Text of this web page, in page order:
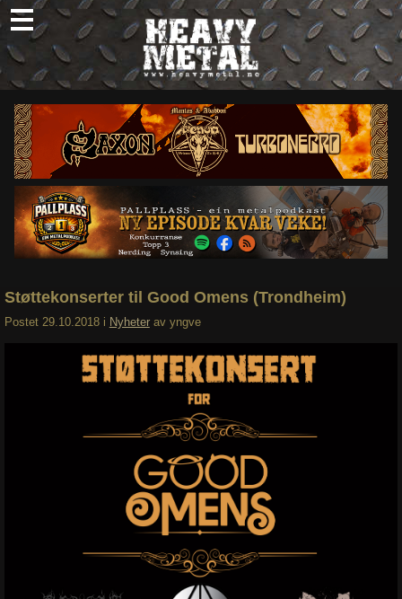
Skip
to
content
Nyheter
Omtaler
Intervjuer
Om oss
Abonner
Søk
Støttekonserter til Good Omens (Trondheim)
Postet 29.10.2018 i Nyheter av yngve